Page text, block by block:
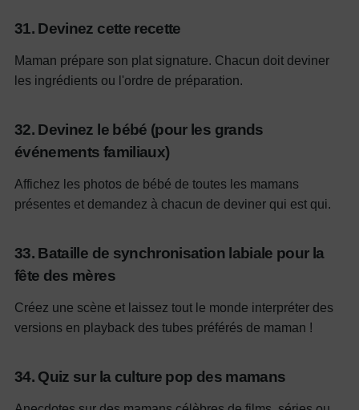
31. Devinez cette recette
Maman prépare son plat signature. Chacun doit deviner
les ingrédients ou l'ordre de préparation.
32. Devinez le bébé (pour les grands
événements familiaux)
Affichez les photos de bébé de toutes les mamans
présentes et demandez à chacun de deviner qui est qui.
33. Bataille de synchronisation labiale pour la
fête des mères
Créez une scène et laissez tout le monde interpréter des
versions en playback des tubes préférés de maman !
34. Quiz sur la culture pop des mamans